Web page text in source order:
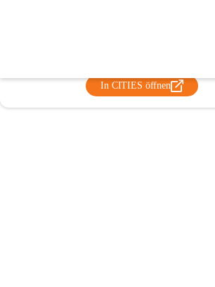
In CITIES öffnen